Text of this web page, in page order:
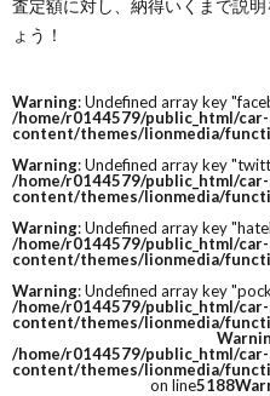
査定額に対し、納得いくまで説
ょう！
Warning: Undefined array key
/home/r0144579/public_html/
content/themes/lionmedia/
Warning: Undefined array key
/home/r0144579/public_html/
content/themes/lionmedia/
Warning: Undefined array key
/home/r0144579/public_html/
content/themes/lionmedia/
Warning: Undefined array key
/home/r0144579/public_html/
content/themes/lionmedia/
/home/r0144579/public_html/
content/themes/lionmedia/
on line5188